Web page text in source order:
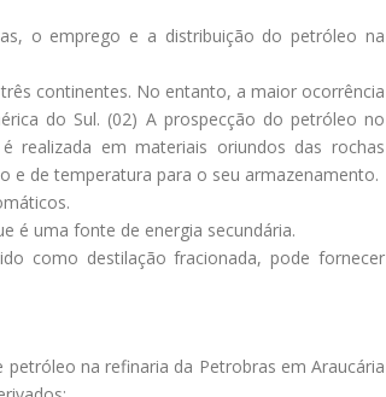
o emprego e a distribuição do petróleo na
continentes. No entanto, a maior ocorrência
do Sul. (02) A prospecção do petróleo no
realizada em materiais oriundos das rochas
e de temperatura para o seu armazenamento.
é uma fonte de energia secundária.
como destilação fracionada, pode fornecer
na refinaria da Petrobras em Araucária